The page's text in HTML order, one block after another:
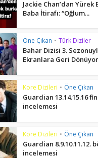
Jackie Chan’dan Yürek
Baba İtirafı: “Oğlum...
Öne Çıkan • Türk Diziler
Bahar Dizisi 3.
Ekranlara Geri
Kore Dizileri • Öne Çıkan
Guardian 13.14.15.16
incelemesi
Kore Dizileri • Öne Çıkan
Guardian 8.9.10.11.12.
incelemesi